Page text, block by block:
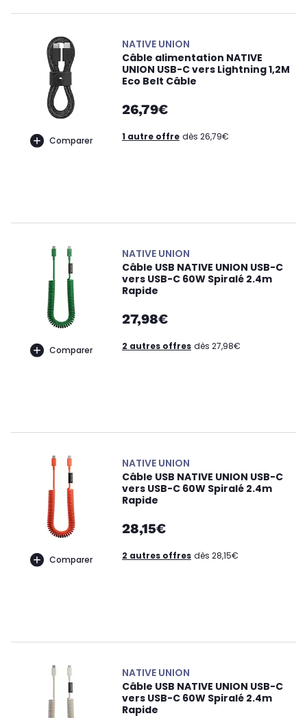
Comparer
NATIVE UNION
Câble alimentation NATIVE
UNION USB-C vers Lightning 1,2M
Eco Belt Câble
26,79€
1 autre offre dès 26,79€
Comparer
NATIVE UNION
Câble USB NATIVE UNION USB-C
vers USB-C 60W Spiralé 2.4m
Rapide
27,98€
2 autres offres dès 27,98€
Comparer
NATIVE UNION
Câble USB NATIVE UNION USB-C
vers USB-C 60W Spiralé 2.4m
Rapide
28,15€
2 autres offres dès 28,15€
NATIVE UNION
Câble USB NATIVE UNION USB-C
vers USB-C 60W Spiralé 2.4m
Rapide